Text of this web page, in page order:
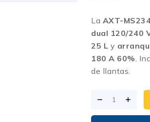
La AXT-
dual 120/240
25 L y
180 A 60% .
de llantas.